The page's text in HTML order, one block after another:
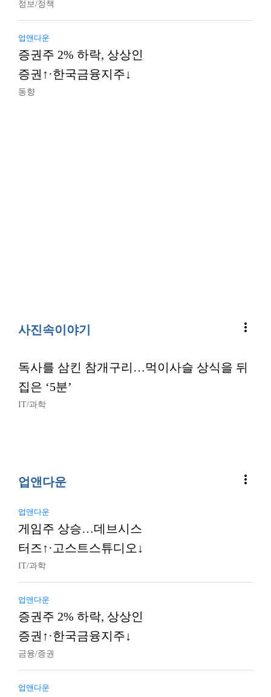
정보/정책
업앤다운
증권주 2% 하락, 상상인
증권↑·한국금융지주↓
동향
사진속이야기 more_vert
독사를 삼킨 참개구리…먹이사슬 상식을 뒤
집은 ‘5분’
IT/과학
업앤다운 more_vert
업앤다운
게임주 상승…데브시스
터즈↑·고스트스튜디오↓
IT/과학
업앤다운
증권주 2% 하락, 상상인
증권↑·한국금융지주↓
금융/증권
업앤다운